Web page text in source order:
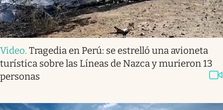
Video. Tragedia en Perú: se estrelló una avioneta
turística sobre las Líneas de Nazca y murieron 13
personas